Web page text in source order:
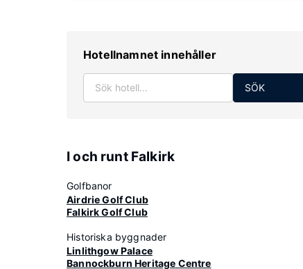
Hotellnamnet innehåller
SÖK
I och runt Falkirk
Golfbanor
Airdrie Golf Club
Falkirk Golf Club
Historiska byggnader
Linlithgow Palace
Bannockburn Heritage Centre